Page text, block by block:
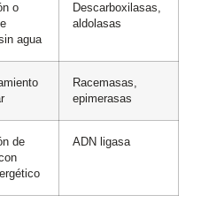
o
agua
Descarboxilasas,
aldolasas
Racemasas,
epimerasas
de
ADN ligasa